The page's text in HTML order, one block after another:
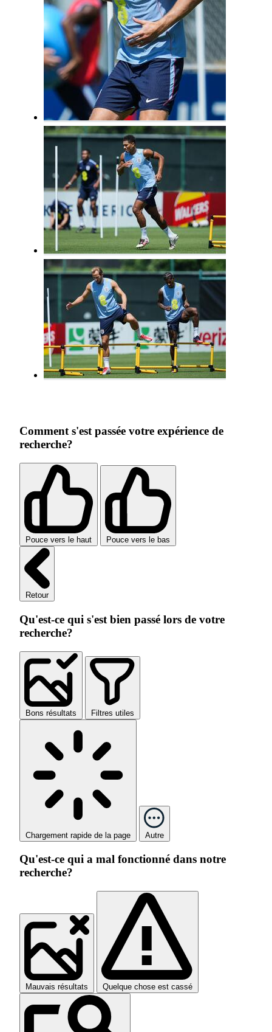
Comment s'est passée votre expérience de
recherche?
Pouce vers le haut Pouce vers le bas
Retour
Qu'est-ce qui s'est bien passé lors de votre
recherche?
Bons résultats Filtres utiles
Chargement rapide de la page Autre
Qu'est-ce qui a mal fonctionné dans notre
recherche?
Mauvais résultats Quelque chose est cassé